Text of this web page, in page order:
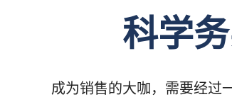
科学
成为销售的大咖，需要经过